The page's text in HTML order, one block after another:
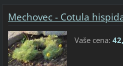
Mechovec - Cotula
Vaše cena: